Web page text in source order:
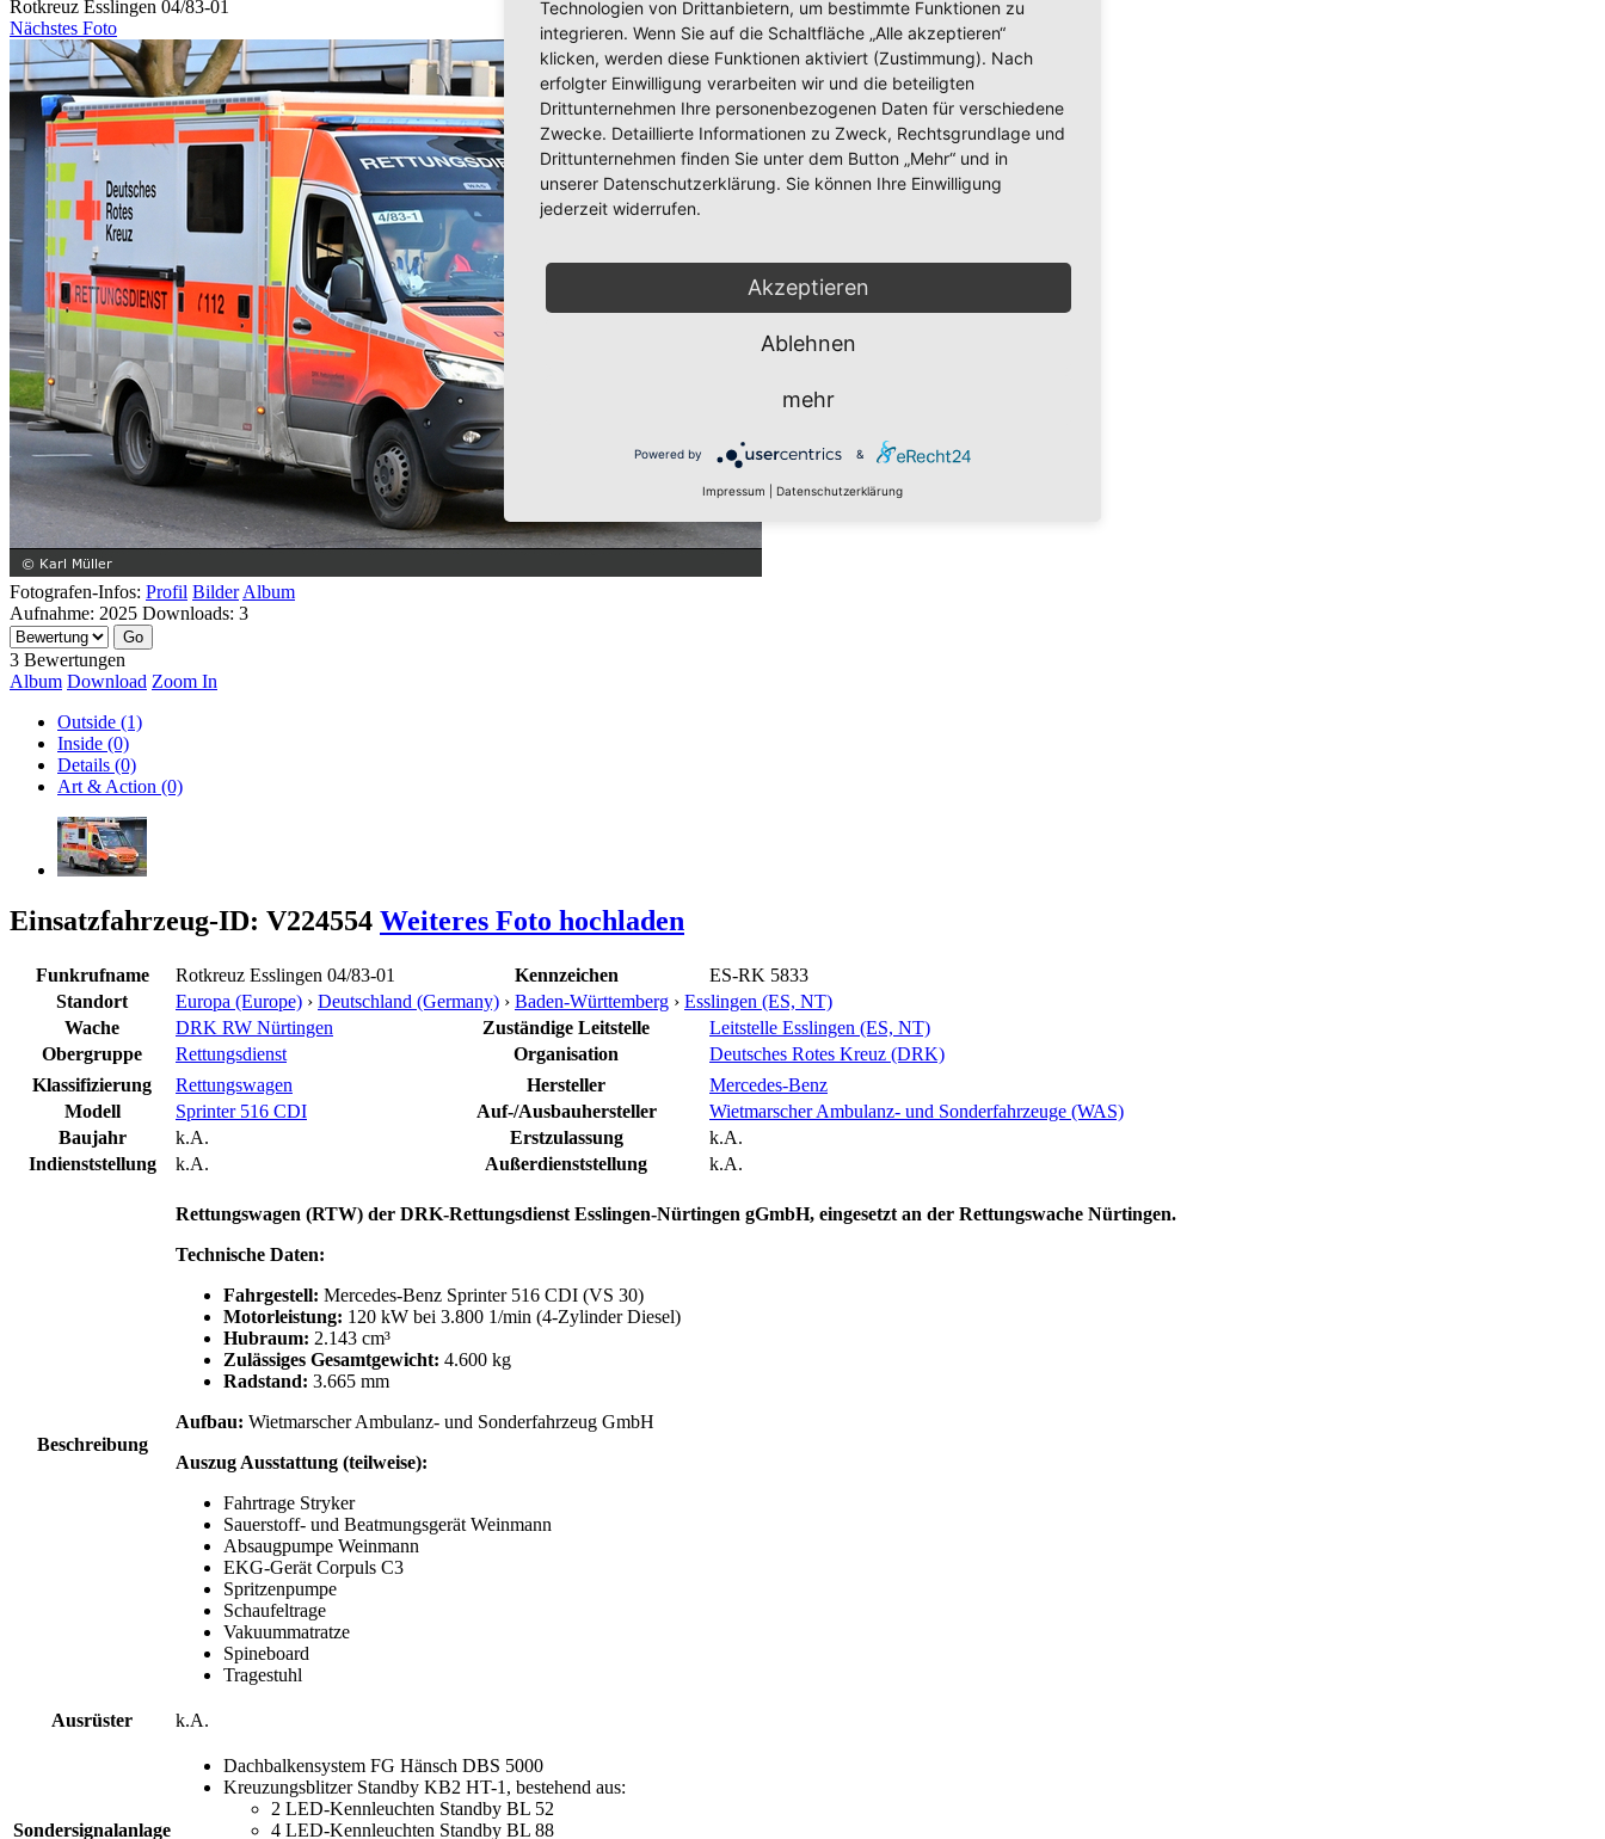
Rotkreuz Esslingen 04/83-01
Nächstes Foto
Fotografen-Infos: Profil Bilder Album
Aufnahme: 2025 Downloads: 3
3 Bewertungen
Album Download Zoom In
Outside (1)
Inside (0)
Details (0)
Art & Action (0)
Einsatzfahrzeug-ID: V224554 Weiteres Foto hochladen
Funkrufname Rotkreuz Esslingen 04/83-01 Kennzeichen
ES-RK 5833
Standort
Europa (Europe) › Deutschland (Germany) › Baden-Württemberg › Esslingen (ES, NT)
Wache
DRK RW Nürtingen Zuständige Leitstelle
Leitstelle Esslingen (ES, NT)
Obergruppe
Rettungsdienst Organisation
Deutsches Rotes Kreuz (DRK)
Klassifizierung
Rettungswagen Hersteller
Mercedes-Benz
Modell
Sprinter 516 CDI Auf-/Ausbauhersteller
Wietmarscher Ambulanz- und Sonderfahrzeuge (WAS)
Baujahr
k.A. Erstzulassung
k.A.
Indienststellung
k.A. Außerdienststellung k.A.
Beschreibung
Rettungswagen (RTW) der DRK-Rettungsdienst Esslingen-Nürtingen gGmbH, eingesetzt an der Rettungswache Nürtingen.
Technische Daten:
Fahrgestell: Mercedes-Benz Sprinter 516 CDI (VS 30)
Motorleistung: 120 kW bei 3.800 1/min (4-Zylinder Diesel)
Hubraum: 2.143 cm³
Zulässiges Gesamtgewicht: 4.600 kg
Radstand: 3.665 mm
Aufbau: Wietmarscher Ambulanz- und Sonderfahrzeug GmbH
Auszug Ausstattung (teilweise):
Fahrtrage Stryker
Sauerstoff- und Beatmungsgerät Weinmann
Absaugpumpe Weinmann
EKG-Gerät Corpuls C3
Spritzenpumpe
Schaufeltrage
Vakuummatratze
Spineboard
Tragestuhl
Ausrüster k.A.
Sondersignalanlage
Dachbalkensystem FG Hänsch DBS 5000
Kreuzungsblitzer Standby KB2 HT-1, bestehend aus:
2 LED-Kennleuchten Standby BL 52
4 LED-Kennleuchten Standby BL 88
Technologien von Drittanbietern, um bestimmte Funktionen zu
integrieren. Wenn Sie auf die Schaltfläche „Alle akzeptieren“
klicken, werden diese Funktionen aktiviert (Zustimmung). Nach
erfolgter Einwilligung verarbeiten wir und die beteiligten
Drittunternehmen Ihre personenbezogenen Daten für verschiedene
Zwecke. Detaillierte Informationen zu Zweck, Rechtsgrundlage und
Drittunternehmen finden Sie unter dem Button „Mehr“ und in
unserer Datenschutzerklärung. Sie können Ihre Einwilligung
jederzeit widerrufen.
Akzeptieren
Ablehnen
mehr
Powered by &
Impressum Datenschutzerklärung